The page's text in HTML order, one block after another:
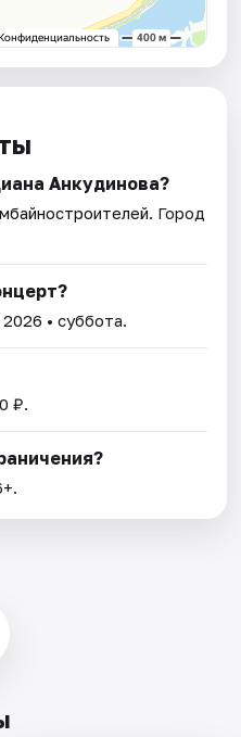
Анкудинова?
. Город
2026 • суббота.
₽.